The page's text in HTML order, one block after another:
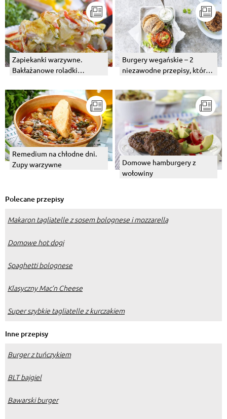
Zapiekanki warzywne.
Bakłażanowe roladki
pomidorowym.
Burgery wegańskie – 2
niezawodne przepisy, które
Remedium na chłodne dni.
Zupy warzywne
Domowe hamburgery z
wołowiny
Polecane przepisy
Makaron tagliatelle z sosem bolognese i mozzarellą
Domowe hot dogi
Spaghetti bolognese
Klasyczny Mac’n Cheese
Super szybkie tagliatelle z kurczakiem
Inne przepisy
Burger z tuńczykiem
BLT bajgiel
Bawarski burger